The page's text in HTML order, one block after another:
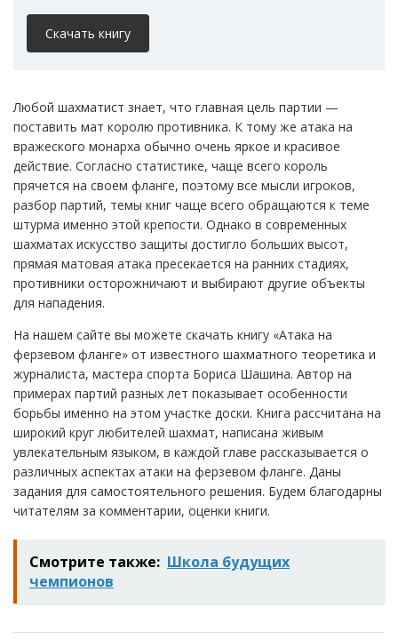
Скачать книгу
Любой шахматист знает, что главная цель партии —
поставить мат королю противника. К тому же атака на
вражеского монарха обычно очень яркое и красивое
действие. Согласно статистике, чаще всего король
прячется на своем фланге, поэтому все мысли игроков,
разбор партий, темы книг чаще всего обращаются к теме
штурма именно этой крепости. Однако в современных
шахматах искусство защиты достигло больших высот,
прямая матовая атака пресекается на ранних стадиях,
противники осторожничают и выбирают другие объекты
для нападения.
На нашем сайте вы можете скачать книгу «Атака на
ферзевом фланге» от известного шахматного теоретика и
журналиста, мастера спорта Бориса Шашина. Автор на
примерах партий разных лет показывает особенности
борьбы именно на этом участке доски. Книга рассчитана на
широкий круг любителей шахмат, написана живым
увлекательным языком, в каждой главе рассказывается о
различных аспектах атаки на ферзевом фланге. Даны
задания для самостоятельного решения. Будем благодарны
читателям за комментарии, оценки книги.
Смотрите также: Школа будущих
чемпионов